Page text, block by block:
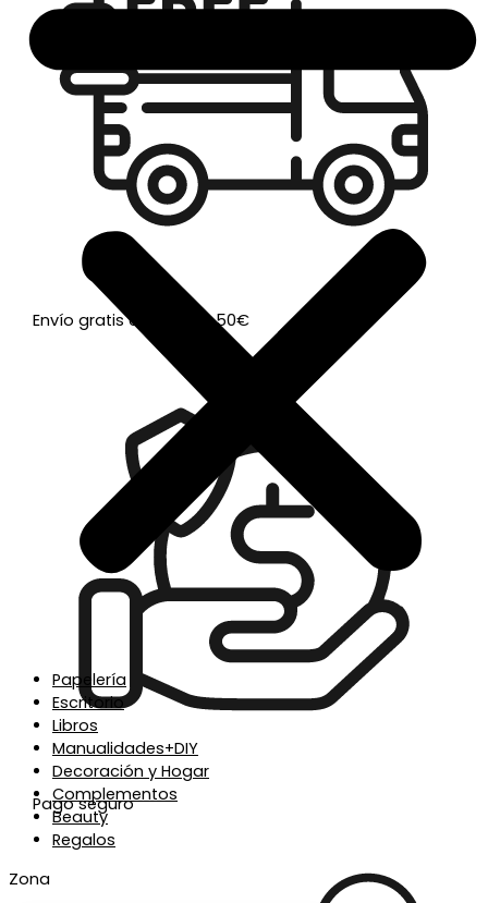
Papelería
Escritorio
Libros
Manualidades+DIY
Decoración y Hogar
Complementos
Beauty
Regalos
Zona
Envío gratis a partir de 50€
Pago seguro